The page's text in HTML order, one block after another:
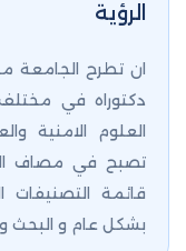
الرؤية
ان تطرح الجامعة
دكتوراه في
العلوم الامنية
تصبح في مصاف
قائمة التصنيفات
بشكل عام و البحث